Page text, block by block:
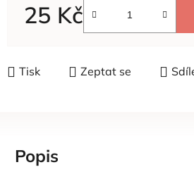
25 Kč
Měrná cena:
Tisk Zeptat se
Popis